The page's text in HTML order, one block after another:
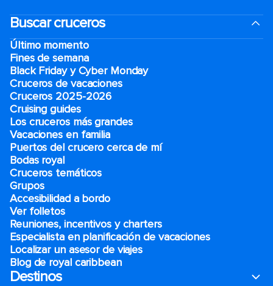
Buscar cruceros
Último momento
Fines de semana
Black Friday y Cyber Monday
Cruceros de vacaciones
Cruceros 2025-2026
Cruising guides
Los cruceros más grandes
Vacaciones en familia
Puertos del crucero cerca de mí
Bodas royal
Cruceros temáticos
Grupos
Accesibilidad a bordo
Ver folletos
Reuniones, incentivos y charters​
Especialista en planificación de vacaciones
Localizar un asesor de viajes
Blog de royal caribbean
Destinos